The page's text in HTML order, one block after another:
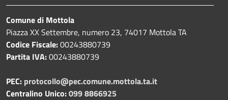
Comune di Mottola
Piazza XX Settembre, numero 23, 74017 Mottola TA
Codice Fiscale:00243880739
Partita IVA:00243880739
PEC: protocollo@pec.comune.mottola.ta.it
Centralino Unico:099 8866925